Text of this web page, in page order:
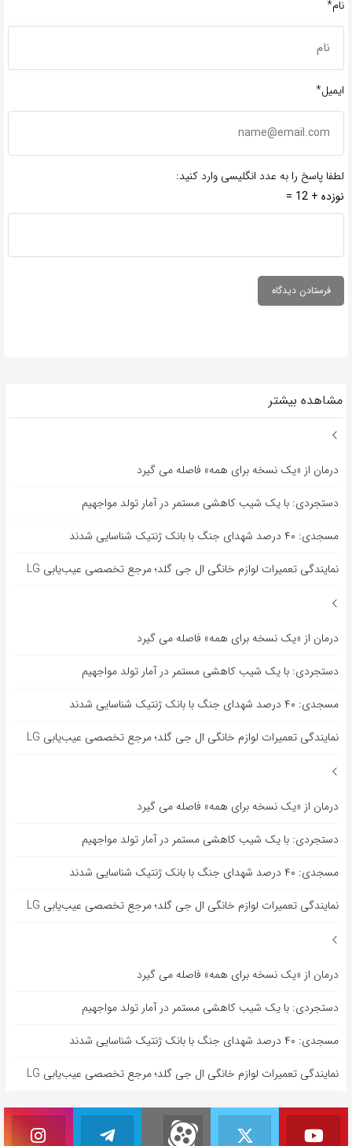
نام*
ایمیل*
لطفا پاسخ را به عدد انگلیسی وارد کنید:
نوزده + 12 =
مشاهده بیشتر
درمان از «یک نسخه برای همه» فاصله می گیرد
دستجردی: با یک شیب کاهشی مستمر در آمار تولد مواجهیم
مسجدی: ۴۰ درصد شهدای جنگ با بانک ژنتیک شناسایی شدند
نمایندگی تعمیرات لوازم خانگی ال جی گلد؛ مرجع تخصصی عیب‌یابی LG
درمان از «یک نسخه برای همه» فاصله می گیرد
دستجردی: با یک شیب کاهشی مستمر در آمار تولد مواجهیم
مسجدی: ۴۰ درصد شهدای جنگ با بانک ژنتیک شناسایی شدند
نمایندگی تعمیرات لوازم خانگی ال جی گلد؛ مرجع تخصصی عیب‌یابی LG
درمان از «یک نسخه برای همه» فاصله می گیرد
دستجردی: با یک شیب کاهشی مستمر در آمار تولد مواجهیم
مسجدی: ۴۰ درصد شهدای جنگ با بانک ژنتیک شناسایی شدند
نمایندگی تعمیرات لوازم خانگی ال جی گلد؛ مرجع تخصصی عیب‌یابی LG
درمان از «یک نسخه برای همه» فاصله می گیرد
دستجردی: با یک شیب کاهشی مستمر در آمار تولد مواجهیم
مسجدی: ۴۰ درصد شهدای جنگ با بانک ژنتیک شناسایی شدند
نمایندگی تعمیرات لوازم خانگی ال جی گلد؛ مرجع تخصصی عیب‌یابی LG